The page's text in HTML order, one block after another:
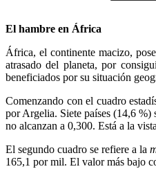
El hambre en África
África, el continente macizo,
atrasado del planeta, por
beneficiados por su situación
Comenzando con el cuadro
por Argelia. Siete países (14,6 %)
no alcanzan a 0,300. Está a la
El segundo cuadro se refiere a la
165,1 por mil. El valor más bajo